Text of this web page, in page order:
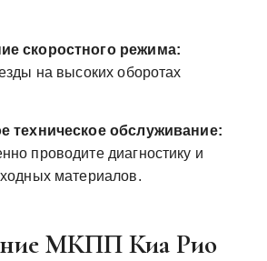
скоростного режима:
на высоких оборотах
техническое обслуживание:
проводите диагностику и
материалов.
МКПП Киа Рио